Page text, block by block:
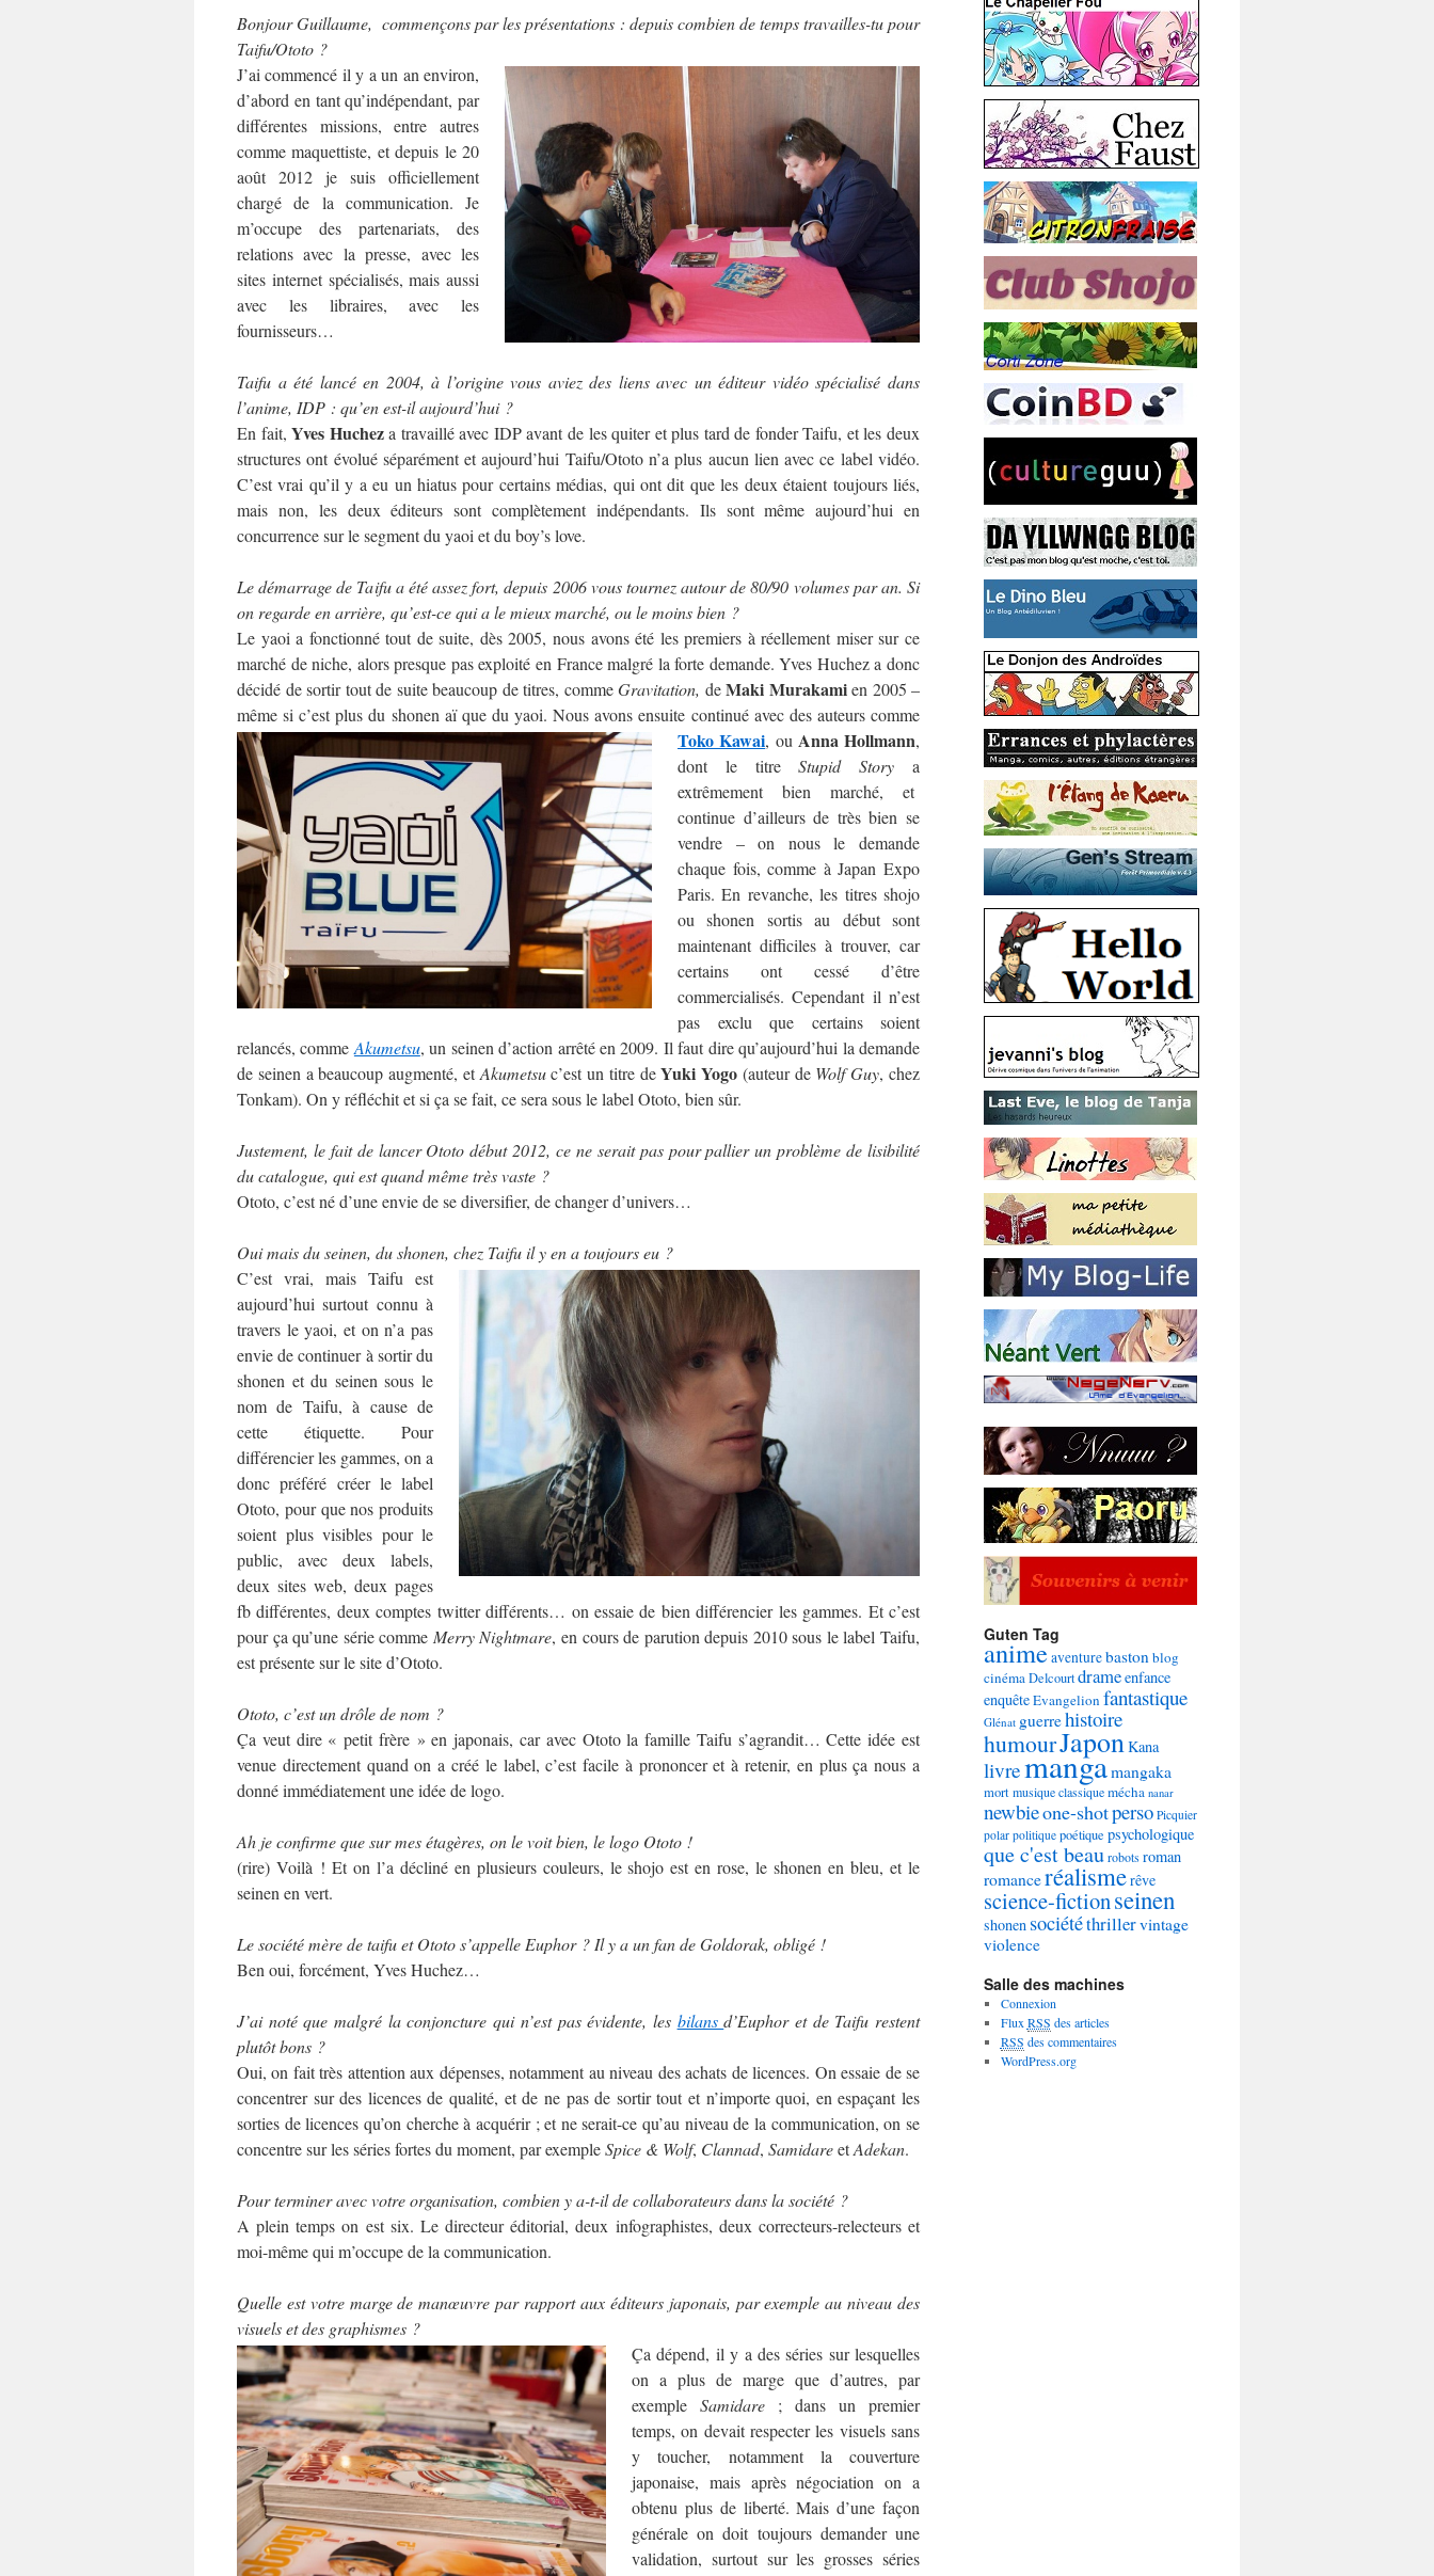
Bonjour Guillaume, commençons par les présentations : depuis combien de temps travailles-tu pour
Taifu/Ototo ?
J’ai commencé il y a un an environ,
d’abord en tant qu’indépendant, par
différentes missions, entre autres
comme maquettiste, et depuis le 20
août 2012 je suis officiellement
chargé de la communication. Je
m’occupe des partenariats, des
relations avec la presse, avec les
sites internet spécialisés, mais aussi
avec les libraires, avec les
fournisseurs…
Taifu a été lancé en 2004, à l’origine vous aviez des liens avec un éditeur vidéo spécialisé dans
l’anime, IDP : qu’en est-il aujourd’hui ?
En fait,Yves Hucheza travaillé avec IDP avant de les quiter et plus tard de fonder Taifu, et les deux
structures ont évolué séparément et aujourd’hui Taifu/Ototo n’a plus aucun lien avec ce label vidéo.
C’est vrai qu’il y a eu un hiatus pour certains médias, qui ont dit que les deux étaient toujours liés,
mais non, les deux éditeurs sont complètement indépendants. Ils sont même aujourd’hui en
concurrence sur le segment du yaoi et du boy’s love.
Le démarrage de Taifu a été assez fort, depuis 2006 vous tournez autour de 80/90 volumes par an. Si
on regarde en arrière, qu’est-ce qui a le mieux marché, ou le moins bien ?
Le yaoi a fonctionné tout de suite, dès 2005, nous avons été les premiers à réellement miser sur ce
marché de niche, alors presque pas exploité en France malgré la forte demande. Yves Huchez a donc
décidé de sortir tout de suite beaucoup de titres, commeGravitation, deMaki Murakamien 2005 –
même si c’est plus du shonen aï que du yaoi.Nous avons ensuite continué avec des auteurs comme
Toko Kawai, ou Anna Hollmann,
dont le titreStupid Story a
extrêmement bien marché, et
continue d’ailleurs de très bien se
vendre – on nous le demande
chaque fois, comme à Japan Expo
Paris. En revanche, les titres shojo
ou shonen sortis au début sont
maintenant difficiles à trouver, car
certains ont cessé d’être
commercialisés. Cependant il n’est
pas exclu que certains soient
relancés, comme Akumetsu, un seinen d’action arrêté en 2009. Il faut dire qu’aujourd’hui la demande
de seinen a beaucoup augmenté, etAkumetsuc’est un titre deYuki Yogo (auteur de Wolf Guy, chez
Tonkam). On y réfléchit et si ça se fait, ce sera sous le label Ototo, bien sûr.
Justement, le fait de lancer Ototo début 2012, ce ne serait pas pour pallier un problème de lisibilité
du catalogue, qui est quand même très vaste ?
Ototo, c’est né d’une envie de se diversifier, de changer d’univers…
Oui mais du seinen, du shonen, chez Taifu il y en a toujours eu ?
C’est vrai, mais Taifu est
aujourd’hui surtout connu à
travers le yaoi, et on n’a pas
envie de continuer à sortir du
shonen et du seinen sous le
nom de Taifu, à cause de
cette étiquette. Pour
différencier les gammes, on a
donc préféré créer le label
Ototo, pour que nos produits
soient plus visibles pour le
public, avec deux labels,
deux sites web, deux pages
fb différentes, deux comptes twitter différents… on essaie de bien différencier les gammes. Et c’est
pour ça qu’une série comme Merry Nightmare, en cours de parution depuis 2010 sous le label Taifu,
est présente sur le site d’Ototo.
Ototo, c’est un drôle de nom ?
Ça veut dire « petit frère » en japonais, car avec Ototo la famille Taifu s’agrandit… Cette idée est
venue directement quand on a créé le label, c’est facile à prononcer et à retenir, en plus ça nous a
donné immédiatement une idée de logo.
Ah je confirme que sur mes étagères, on le voit bien, le logo Ototo !
(rire) Voilà ! Et on l’a décliné en plusieurs couleurs, le shojo est en rose, le shonen en bleu, et le
seinen en vert.
Le société mère de taifu et Ototo s’appelle Euphor ? Il y a un fan de Goldorak, obligé !
Ben oui, forcément, Yves Huchez…
J’ai noté que malgré la conjoncture qui n’est pas évidente, les bilansd’Euphor et de Taifu restent
plutôt bons ?
Oui, on fait très attention aux dépenses, notamment au niveau des achats de licences. On essaie de se
concentrer sur des licences de qualité, et de ne pas de sortir tout et n’importe quoi, en espaçant les
sorties de licences qu’on cherche à acquérir ; et ne serait-ce qu’au niveau de la communication, on se
concentre sur les séries fortes du moment, par exempleSpice & Wolf, Clannad, SamidareetAdekan.
Pour terminer avec votre organisation, combien y a-t-il de collaborateurs dans la société ?
A plein temps on est six. Le directeur éditorial, deux infographistes, deux correcteurs-relecteurs et
moi-même qui m’occupe de la communication.
Quelle est votre marge de manœuvre par rapport aux éditeurs japonais, par exemple au niveau des
visuels et des graphismes ?
Ça dépend, il y a des séries sur lesquelles
on a plus de marge que d’autres, par
exemple Samidare ; dans un premier
temps, on devait respecter les visuels sans
y toucher, notamment la couverture
japonaise, mais après négociation on a
obtenu plus de liberté. Mais d’une façon
générale on doit toujours demander une
validation, surtout sur les grosses séries
Guten Tag
animeaventurebaston blog
cinémaDelcourtdrameenfance
enquêteEvangelion fantastique
Glénat guerrehistoire
humourJapon Kana
livremangamangaka
mortmusique classiquemécha nanar
newbieone-shotperso Picquier
polar politique poétique psychologique
que c'est beaurobotsroman
romanceréalismerêve
science-fictionseinen
shonen sociététhrillervintage
violence
Salle des machines
Connexion
Flux RSS des articles
RSS des commentaires
WordPress.org